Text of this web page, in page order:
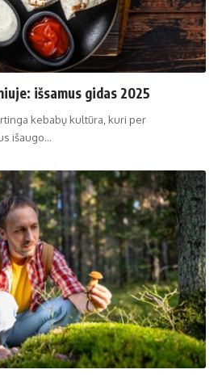
išsamus gidas 2025
kebabų kultūra, kuri per
išaugo…